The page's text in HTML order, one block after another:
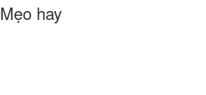
Mẹo hay